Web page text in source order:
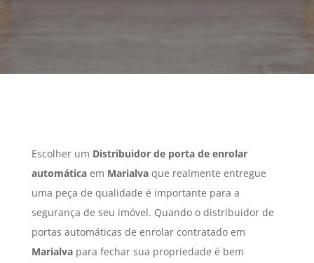
Escolher um Distribuidor de porta de enrolar
automáticaem Marialvaque realmente entregue
uma peça de qualidade é importante para a
segurança de seu imóvel. Quando o distribuidor de
portas automáticas de enrolar contratado em
Marialvapara fechar sua propriedade é bem